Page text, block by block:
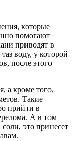
которые
помогают
приводят в
воду, у которой
после этого
а кроме того,
Такие
прийти в
А в том
это принесет